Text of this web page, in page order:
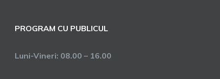
PROGRAM CU PUBLICUL
Luni-Vineri: 08.00 – 16.00